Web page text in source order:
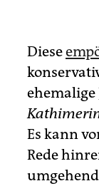
Diese
ehemalige
Es kann
Rede